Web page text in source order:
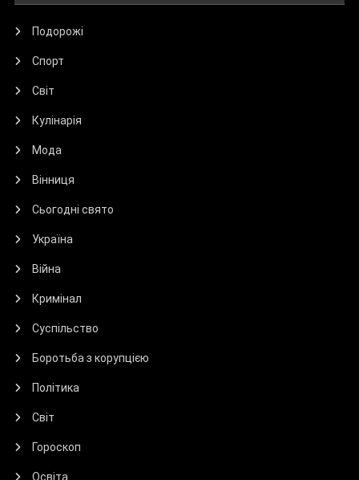
Подорожі
Спорт
Світ
Кулінарія
Мода
Вінниця
Сьогодні свято
Україна
Війна
Кримінал
Суспільство
Боротьба з корупцією
Політика
Світ
Гороскоп
Освіта